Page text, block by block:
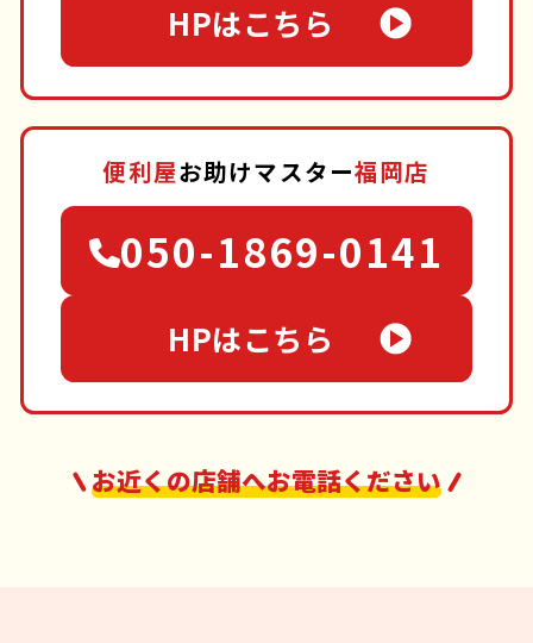
HPはこちら
便利屋お助けマスター福岡店
050-1869-0141
HPはこちら
お近くの店舗へお電話ください